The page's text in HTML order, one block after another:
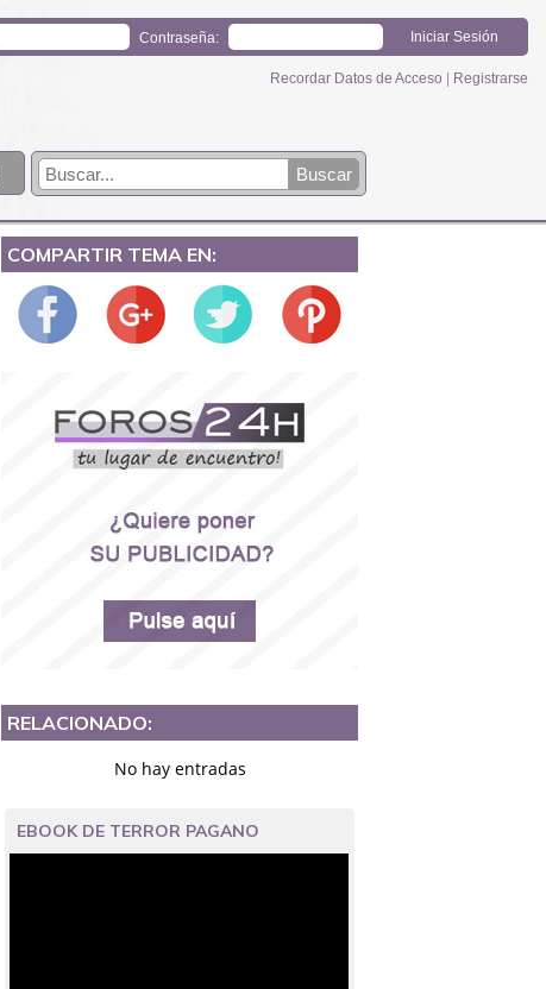
Contraseña:
Recordar Datos de Acceso Registrarse
COMPARTIR TEMA EN:
RELACIONADO:
No hay entradas
EBOOK DE TERROR PAGANO